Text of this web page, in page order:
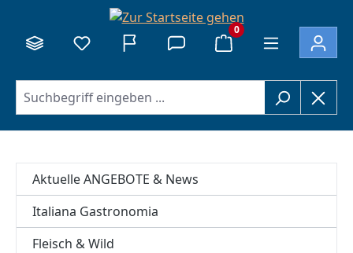
0
Aktuelle ANGEBOTE & News
Italiana Gastronomia
Fleisch & Wild